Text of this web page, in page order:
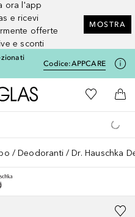
ora l'app
e ricevi
offerte
e sconti
MOSTRA
Codice:APPCARE
A Douglas HomeAlla Mia
Al
Deodoranti Dr. Hauschka